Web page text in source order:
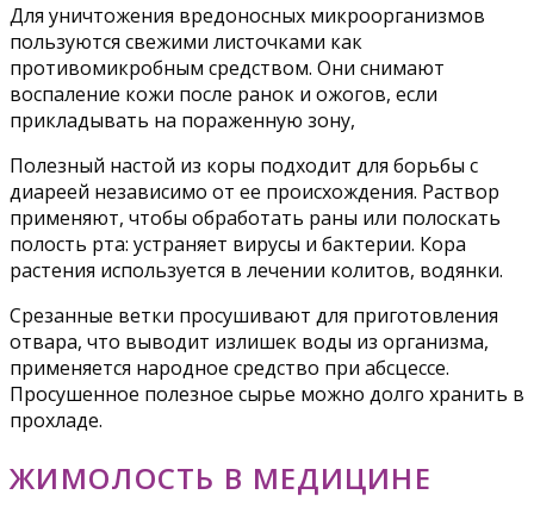
Для уничтожения вредоносных микроорганизмов
пользуются свежими листочками как
противомикробным средством. Они снимают
воспаление кожи после ранок и ожогов, если
прикладывать на пораженную зону,
Полезный настой из коры подходит для борьбы с
диареей независимо от ее происхождения. Раствор
применяют, чтобы обработать раны или полоскать
полость рта: устраняет вирусы и бактерии. Кора
растения используется в лечении колитов, водянки.
Срезанные ветки просушивают для приготовления
отвара, что выводит излишек воды из организма,
применяется народное средство при абсцессе.
Просушенное полезное сырье можно долго хранить в
прохладе.
ЖИМОЛОСТЬ В МЕДИЦИНЕ